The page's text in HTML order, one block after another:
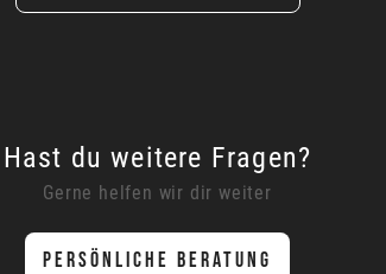
Hast du weitere Fragen?
Gerne helfen wir dir weiter
PERSÖNLICHE BERATUNG